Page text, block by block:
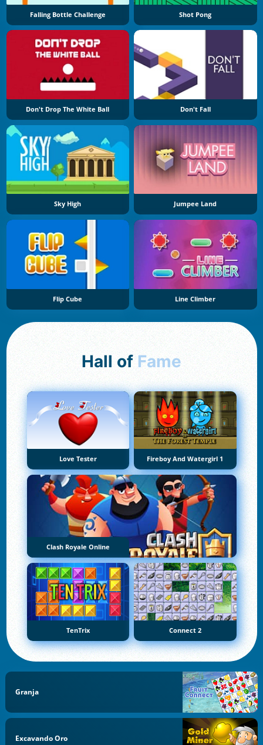
Falling Bottle Challenge Shot Pong
Don't Drop The White Ball Don't Fall
Sky High Jumpee Land
Flip Cube Line Climber
Hall of Fame
Love Tester Fireboy And Watergirl 1
Clash Royale Online
TenTrix Connect 2
Granja
Excavando Oro